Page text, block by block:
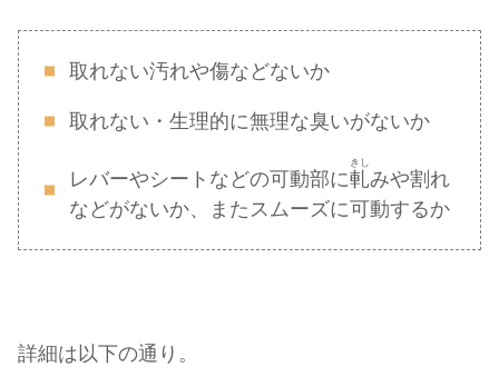
取れない汚れや傷などないか
取れない・生理的に無理な臭いがないか
レバーやシートなどの可動部に軋
きし
みや割れ
などがないか、またスムーズに可動するか
詳細は以下の通り。